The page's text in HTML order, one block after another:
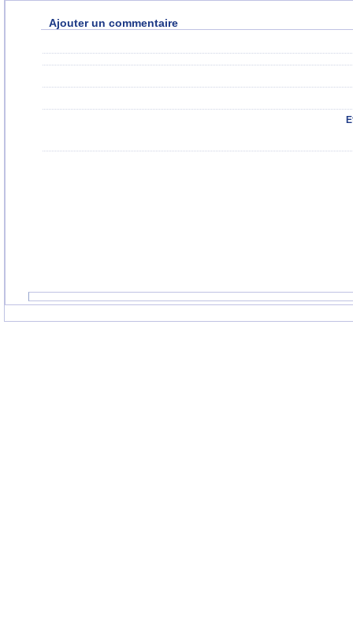
Ajouter un commentaire